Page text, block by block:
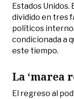
Estados Unidos.
dividido en tres
políticos
condicionada a
este tiempo.
La ‘marea
El regreso al